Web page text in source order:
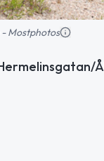
Mostphotos